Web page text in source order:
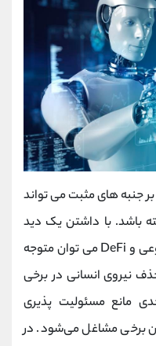
بر جنبه های مثبت می تواند
باشد. با داشتن یک دید
جامع‌ نسبت به موضوع هوش مصنوعی و DeFi می توان متوجه
نیروی انسانی در برخی
مانع مسئولیت‌ پذیری
برخی مشاغل می‌شود. در